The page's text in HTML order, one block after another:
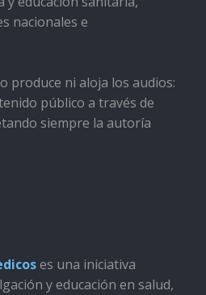
nacionales e
produce ni aloja los audios:
público a través de
siempre la autoría
es una iniciativa
y educación en salud,